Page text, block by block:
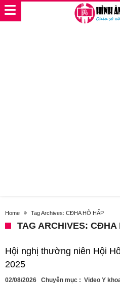
Home Tag Archives: CĐHA HÔ HẤP
TAG ARCHIVES: CĐHA
Hội nghị thường niên Hội
2025
02/08/2026 Chuyên mục : Video Y